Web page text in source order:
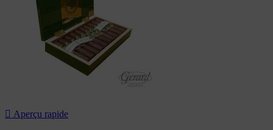
 Aperçu rapide